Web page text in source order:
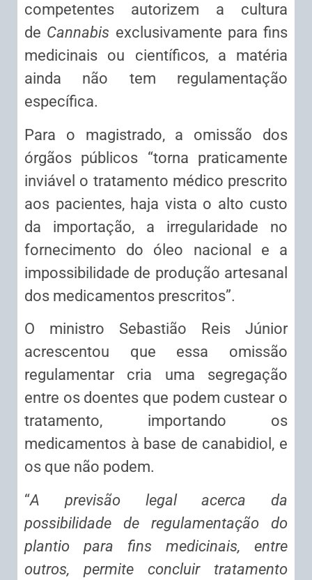
competentes autorizem a cultura
de Cannabis exclusivamente para fins
medicinais ou científicos, a matéria
ainda não tem regulamentação
específica.
Para o magistrado, a omissão dos
órgãos públicos “torna praticamente
inviável o tratamento médico prescrito
aos pacientes, haja vista o alto custo
da importação, a irregularidade no
fornecimento do óleo nacional e a
impossibilidade de produção artesanal
dos medicamentos prescritos”.
O ministro Sebastião Reis Júnior
acrescentou que essa omissão
regulamentar cria uma segregação
entre os doentes que podem custear o
tratamento, importando os
medicamentos à base de canabidiol, e
os que não podem.
“A previsão legal acerca da
possibilidade de regulamentação do
plantio para fins medicinais, entre
outros, permite concluir tratamento